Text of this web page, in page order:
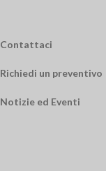
Contattaci
Richiedi un preventivo
Notizie ed Eventi